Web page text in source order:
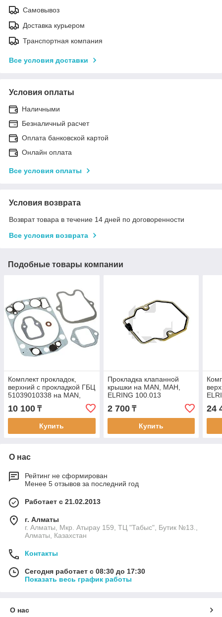
Самовывоз
Доставка курьером
Транспортная компания
Все условия доставки
Условия оплаты
Наличными
Безналичный расчет
Оплата банковской картой
Онлайн оплата
Все условия оплаты
Условия возврата
Возврат товара в течение 14 дней по договоренности
Все условия возврата
Подобные товары компании
Комплект прокладок,
верхний с прокладкой ГБЦ
51039010338 на MAN,
МАН, ELRING 834.330
10 100 ₸
Купить
Прокладка клапанной
крышки на MAN, МАН,
ELRING 100.013
2 700₸
Купить
24
О нас
Рейтинг не сформирован
Менее 5 отзывов за последний год
Работает с 21.02.2013
г. Алматы
г. Алматы, Мкр. Атырау 159, ТЦ "Табыс", Бутик №13.,
Алматы, Казахстан
Контакты
Сегодня работает с 08:30 до 17:30
Показать весь график работы
О нас